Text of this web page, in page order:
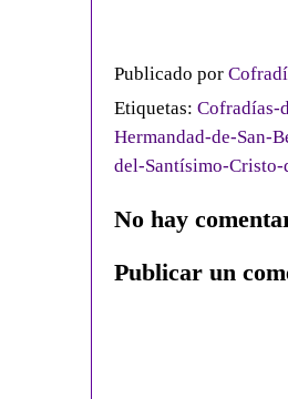
Publicado por
Etiquetas: Cofradías-
Hermandad-de-San-
del-Santísimo-Cristo-
No hay
Publicar un